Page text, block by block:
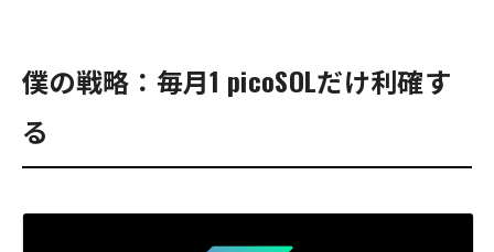
僕の戦略：毎月1 picoSOLだけ利確す
る